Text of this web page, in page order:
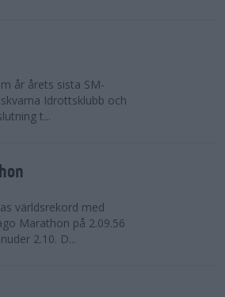
år årets sista SM-
Idrottsklubb och
t...
världsrekord med
Marathon på 2.09.56
2.10. D...